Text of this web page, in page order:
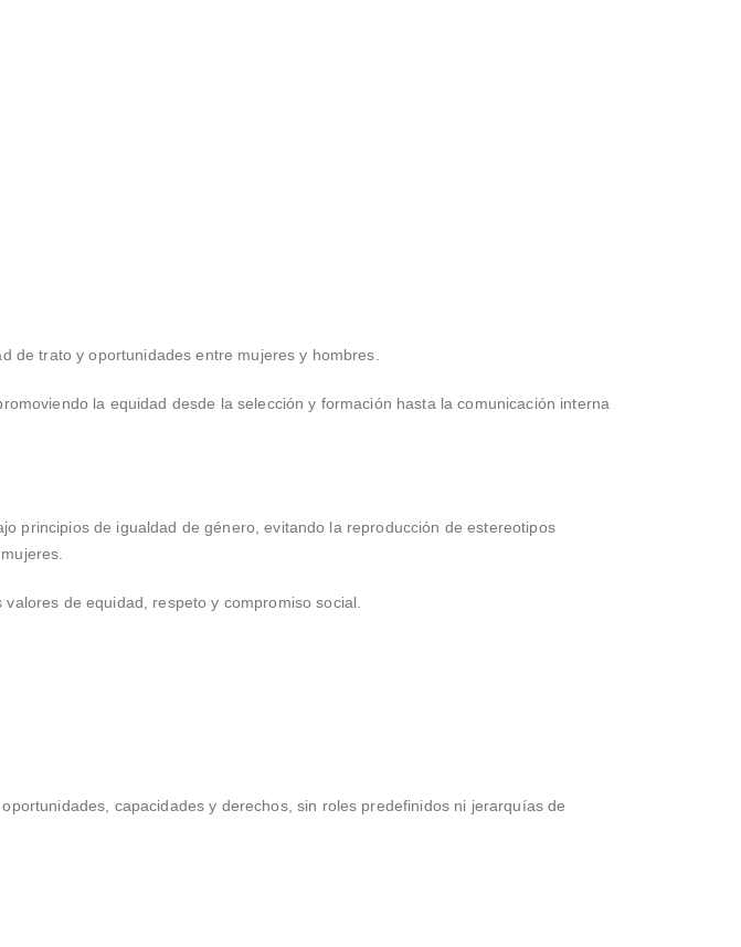
de trato y oportunidades entre mujeres y hombres.
la equidad desde la selección y formación hasta la comunicación interna
principios de igualdad de género, evitando la reproducción de estereotipos
de equidad, respeto y compromiso social.
capacidades y derechos, sin roles predefinidos ni jerarquías de